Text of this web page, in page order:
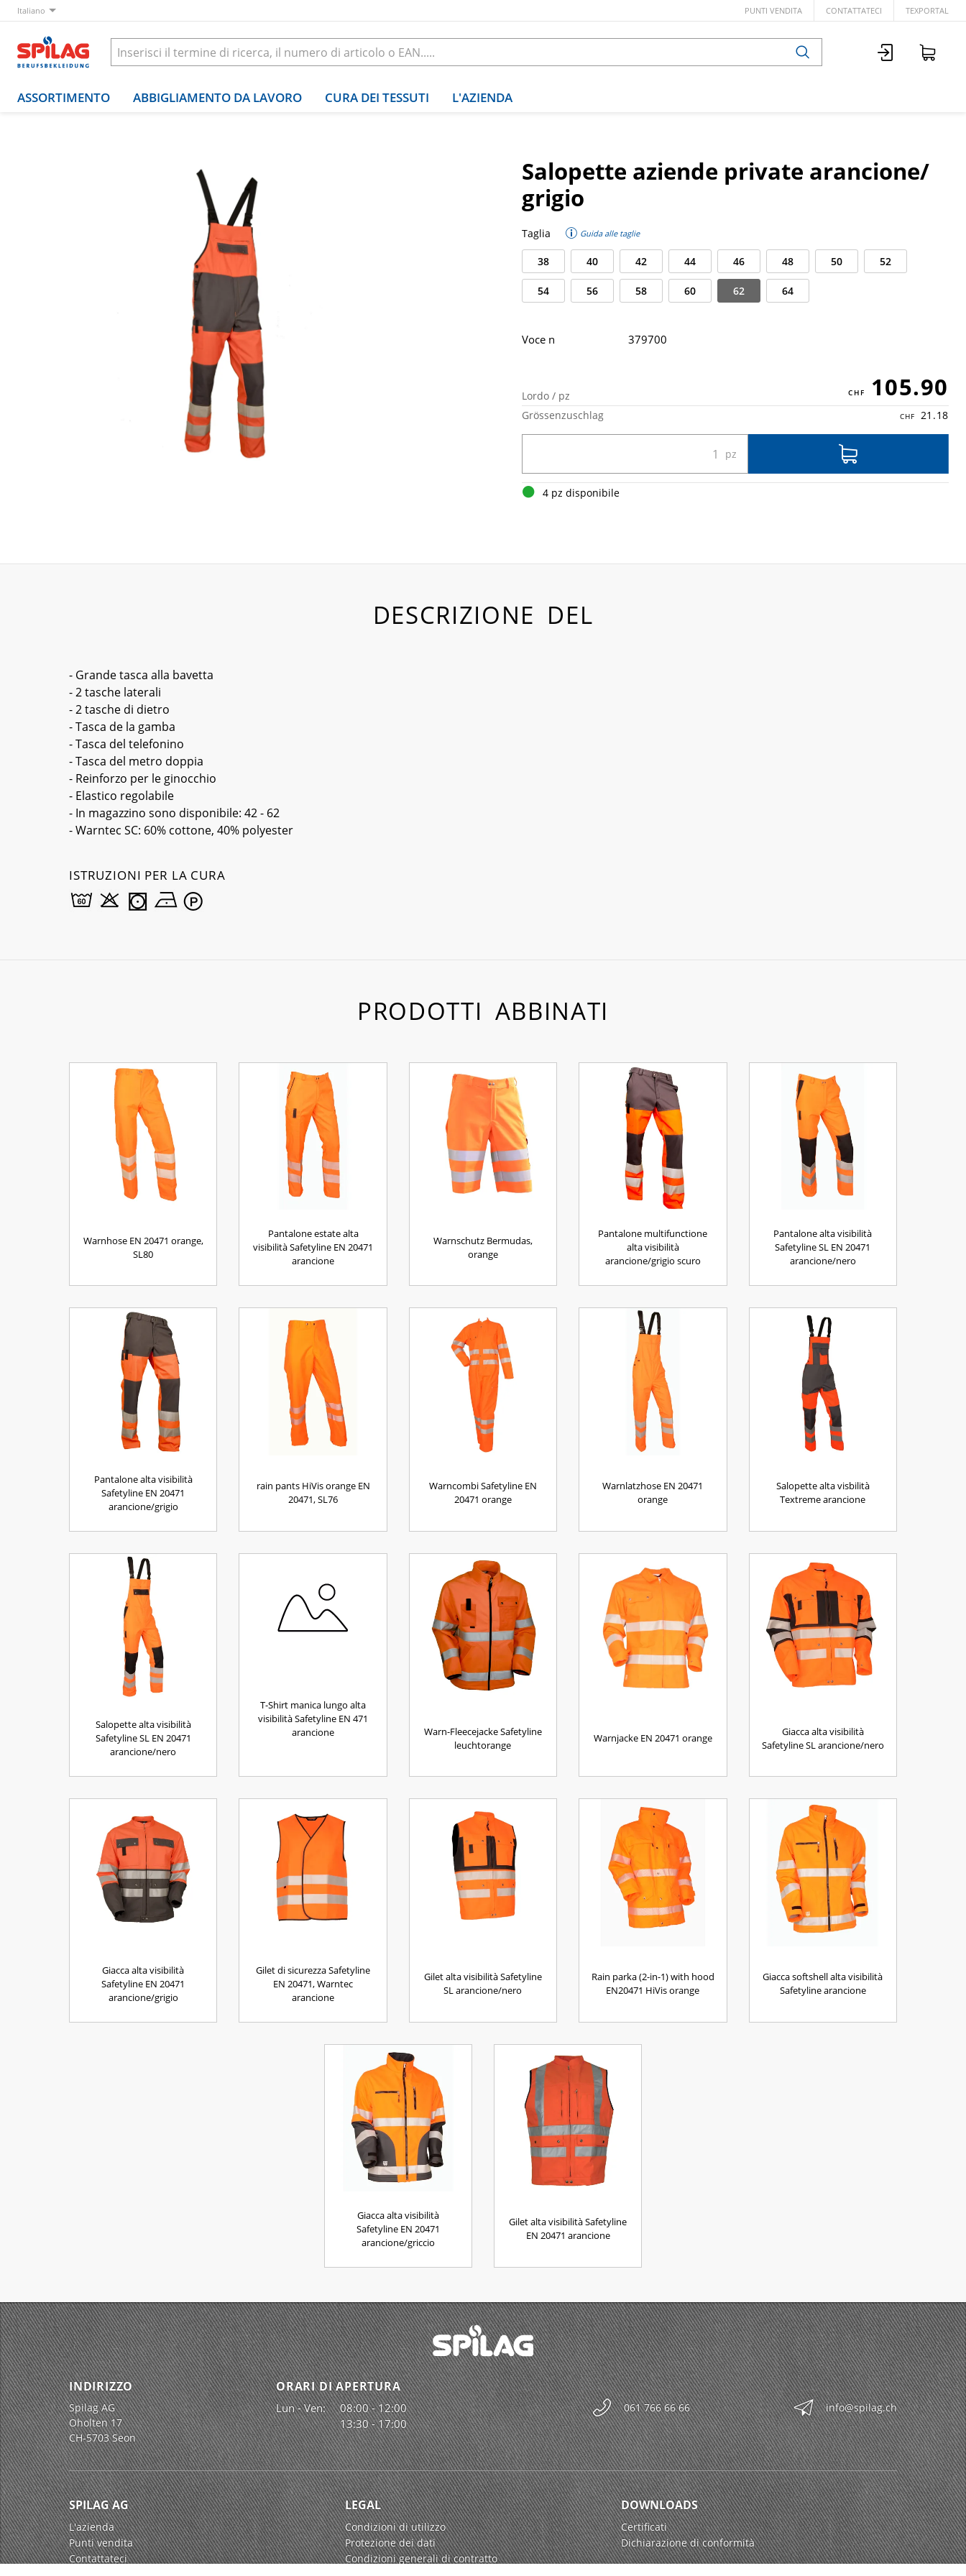
Italiano PUNTI VENDITA CONTATTATECI TEXPORTAL
ASSORTIMENTO ABBIGLIAMENTO DA LAVORO CURA DEI TESSUTI L'AZIENDA
Salopette aziende private arancione/
grigio
Taglia Guida alle taglie
38 40 42 44 46 48 50 52
54 56 58 60 62 64
Lordo / pz 105.90
Grössenzuschlag 21.18
4 pz disponibile
Voce n 379700
DESCRIZIONE DEL
- Grande tasca alla bavetta
- 2 tasche laterali
- 2 tasche di dietro
- Tasca de la gamba
- Tasca del telefonino
- Tasca del metro doppia
- Reinforzo per le ginocchio
- Elastico regolabile
- In magazzino sono disponibile: 42 - 62
- Warntec SC: 60% cottone, 40% polyester
ISTRUZIONI PER LA CURA
PRODOTTI ABBINATI
Warnhose EN 20471 orange,
SL80
Pantalone estate alta
visibilità Safetyline EN 20471
arancione
Warnschutz Bermudas,
orange
Pantalone multifunctione
alta visibilità
arancione/grigio scuro
Pantalone alta visibilità
Safetyline SL EN 20471
arancione/nero
Pantalone alta visibilità
Safetyline EN 20471
arancione/grigio
rain pants HiVis orange EN
20471, SL76
Warncombi Safetyline EN
20471 orange
Warnlatzhose EN 20471
orange
Salopette alta visbilità
Textreme arancione
Salopette alta visibilità
Safetyline SL EN 20471
arancione/nero
T-Shirt manica lungo alta
visibilità Safetyline EN 471
arancione
Warn-Fleecejacke Safetyline
leuchtorange
Warnjacke EN 20471 orange
Giacca alta visibilità
Safetyline SL arancione/nero
Giacca alta visibilità
Safetyline EN 20471
arancione/grigio
Gilet di sicurezza Safetyline
EN 20471, Warntec
arancione
Gilet alta visibilità Safetyline
SL arancione/nero
Rain parka (2-in-1) with hood
EN20471 HiVis orange
Giacca softshell alta visibilità
Safetyline arancione
Giacca alta visibilità
Safetyline EN 20471
arancione/griccio
Gilet alta visibilità Safetyline
EN 20471 arancione
INDIRIZZO
Spilag AG
Oholten 17
CH-5703 Seon
ORARI DI APERTURA
Lun - Ven:
08:00 - 12:00
13:30 - 17:00
061 766 66 66 info@spilag.ch
SPILAG AG
L'azienda
Punti vendita
Contattateci
LEGAL
Condizioni di utilizzo
Protezione dei dati
Condizioni generali di contratto
DOWNLOADS
Certificati
Dichiarazione di conformità